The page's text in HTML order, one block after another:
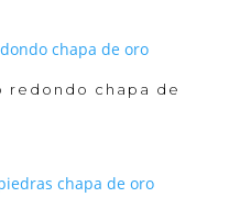
redondo chapa de